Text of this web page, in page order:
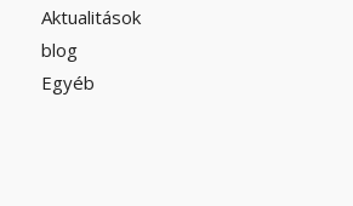
Aktualitások
blog
Egyéb